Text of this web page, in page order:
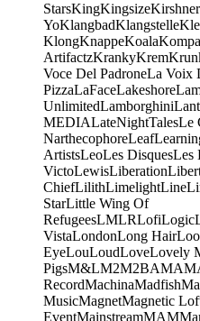
StarsKingKingsizeKirshner
YoKlangbadKlangstelle
KlongKnappeKoala
ArtifactzKrankyKrem
Voce Del PadroneLa Voix
PizzaLaFaceLakeshore
UnlimitedLamborghini
MEDIALateNightTalesLe
NarthecophoreLeaf
ArtistsLeoLes DisquesLes
VictoLewisLiberation
ChiefLilithLimelightLine
StarLittle Wing Of
RefugeesLMLRLofiLogic
VistaLondonLong Hair
EyeLouLoudLoveLovely
PigsM&LM2M2BAMA
RecordMachinaMadfish
MusicMagnetMagnetic
EventMainstreamMAM